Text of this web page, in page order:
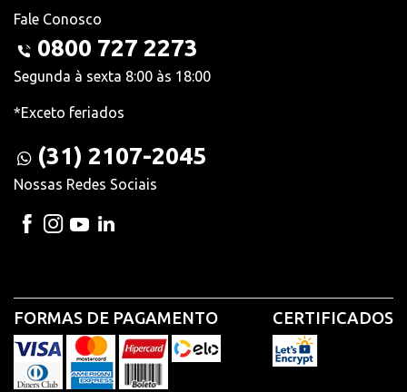
Fale Conosco
0800 727 2273
Segunda à sexta 8:00 às 18:00
*Exceto feriados
(31) 2107-2045
Nossas Redes Sociais
FORMAS DE PAGAMENTO CERTIFICADOS